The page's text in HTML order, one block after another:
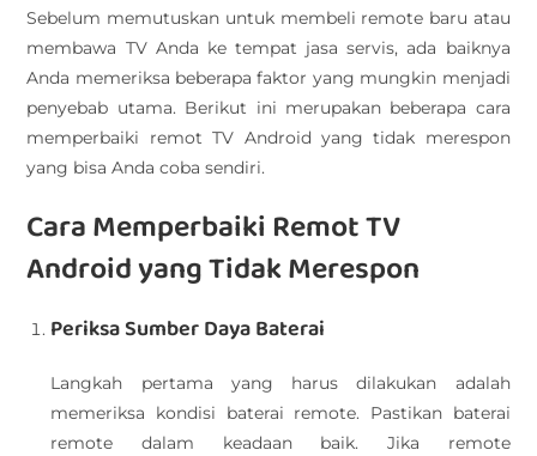
Sebelum memutuskan untuk membeli remote baru atau
membawa TV Anda ke tempat jasa servis, ada baiknya
Anda memeriksa beberapa faktor yang mungkin menjadi
penyebab utama. Berikut ini merupakan beberapa cara
memperbaiki remot TV Android yang tidak merespon
yang bisa Anda coba sendiri.
Cara Memperbaiki Remot TV
Android yang Tidak Merespon
Periksa Sumber Daya Baterai
Langkah pertama yang harus dilakukan adalah
memeriksa kondisi baterai remote. Pastikan baterai
remote dalam keadaan baik. Jika remote